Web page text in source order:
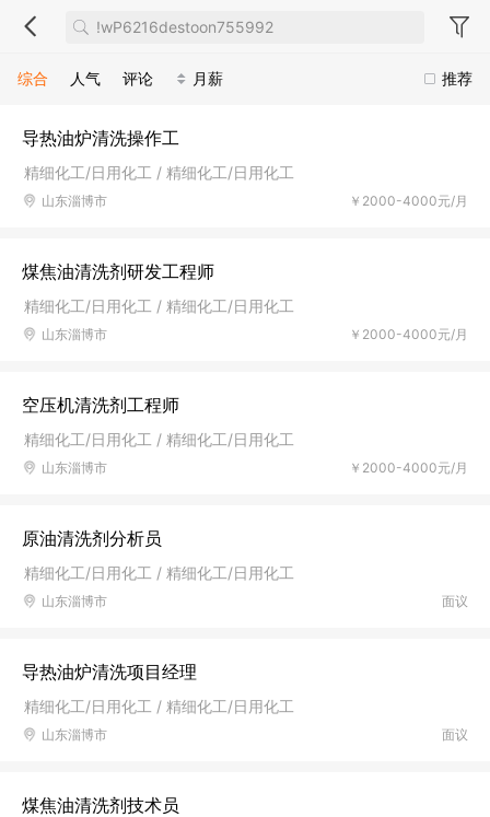
推荐
综合 人气 评论 月薪
导热油炉清洗操作工
精细化工/日用化工 / 精细化工/日用化工
￥2000-4000元/月
山东淄博市
煤焦油清洗剂研发工程师
精细化工/日用化工 / 精细化工/日用化工
￥2000-4000元/月
山东淄博市
空压机清洗剂工程师
精细化工/日用化工 / 精细化工/日用化工
￥2000-4000元/月
山东淄博市
原油清洗剂分析员
精细化工/日用化工 / 精细化工/日用化工
面议
山东淄博市
导热油炉清洗项目经理
精细化工/日用化工 / 精细化工/日用化工
面议
山东淄博市
煤焦油清洗剂技术员